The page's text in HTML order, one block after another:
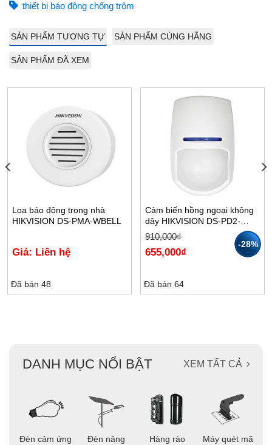
thiết bị báo động chống trộm
SẢN PHẨM TƯƠNG TỰ SẢN PHẨM CÙNG HÃNG
SẢN PHẨM ĐÃ XEM
Loa báo động trong nhà
HIKVISION DS-PMA-WBELL
Giá: Liên hệ
Đã bán 48
-28%
Cảm biến hồng ngoại không
dây HIKVISION DS-PD2-
P10P-W
910,000₫
Giá
là:
910,000₫.
655,000₫
Giá
hiện
tại
Đã bán 64
DANH MỤC NỔI BẬT XEM TẤT CẢ
Đèn cảm ứng
Đèn năng
Hàng rào
Máy quét mã